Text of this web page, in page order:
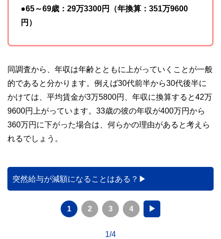
●65～69歳：29万3300円（年換算：351万9600
円）
同調査から、年収は年齢とともに上がっていくことが一般
的であると分かります。例えば30代前半から30代後半に
かけては、平均賃金が3万5800円、年収に換算すると42万
9600円上がっています。33歳の彼の年収が400万円から
360万円に下がった場合は、何らかの理由があると考えら
れるでしょう。
突然給与が減額になることはある？
1 2 3 4 ▶
1/4